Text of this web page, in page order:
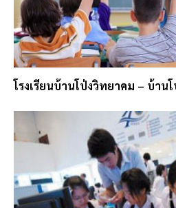
โรงเรียนบ้านโป่งวิทยาคม – บ้าน